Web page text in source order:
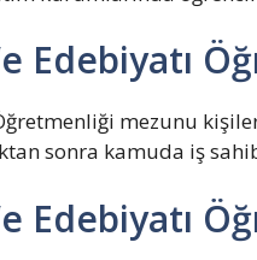
Edebiyatı
mezunu
sonra kamuda iş
Edebiyatı